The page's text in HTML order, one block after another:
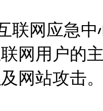
应急中心
网用户的
网站攻击